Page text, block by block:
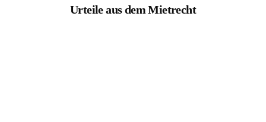
Urteile aus dem Mietrecht